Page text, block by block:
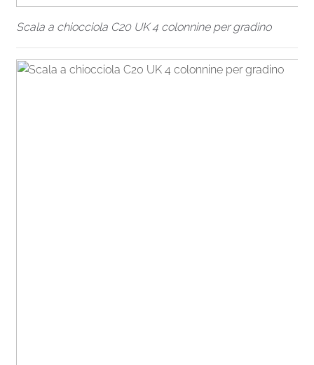
Scala a chiocciola C20 UK 4 colonnine per gradino